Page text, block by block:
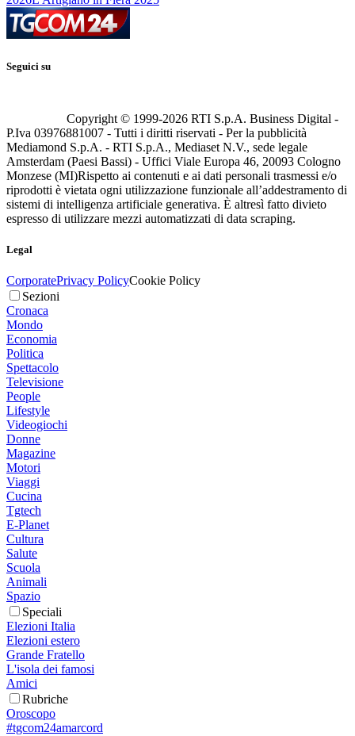
Seguici su
Copyright © 1999-2026 RTI S.p.A. Business Digital -
P.Iva 03976881007 - Tutti i diritti riservati - Per la pubblicità
Mediamond S.p.A. - RTI S.p.A., Mediaset N.V., sede legale
Amsterdam (Paesi Bassi) - Uffici Viale Europa 46, 20093 Cologno
Monzese (MI)Rispetto ai contenuti e ai dati personali trasmessi e/o
riprodotti è vietata ogni utilizzazione funzionale all’addestramento di
sistemi di intelligenza artificiale generativa. È altresì fatto divieto
espresso di utilizzare mezzi automatizzati di data scraping.
Legal
CorporatePrivacy PolicyCookie Policy
Sezioni
Cronaca
Mondo
Economia
Politica
Spettacolo
Televisione
People
Lifestyle
Videogiochi
Donne
Magazine
Motori
Viaggi
Cucina
Tgtech
E-Planet
Cultura
Salute
Scuola
Animali
Spazio
Speciali
Elezioni Italia
Elezioni estero
Grande Fratello
L'isola dei famosi
Amici
Rubriche
Oroscopo
#tgcom24amarcord